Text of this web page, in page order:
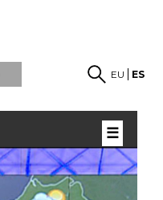
EU ES
☰